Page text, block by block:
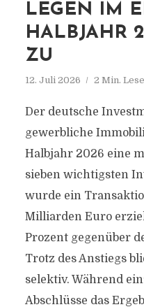
LEGEN IM
HALBJAHR
ZU
12. Juli 2026 2 Min.
Der deutsche
gewerbliche
Halbjahr 2026 eine
sieben wichtigsten
wurde ein
Milliarden Euro
Prozent gegenüber
Trotz des Anstiegs
selektiv. Während
Abschlüsse das